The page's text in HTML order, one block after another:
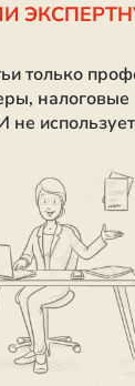
только
налоговые
не